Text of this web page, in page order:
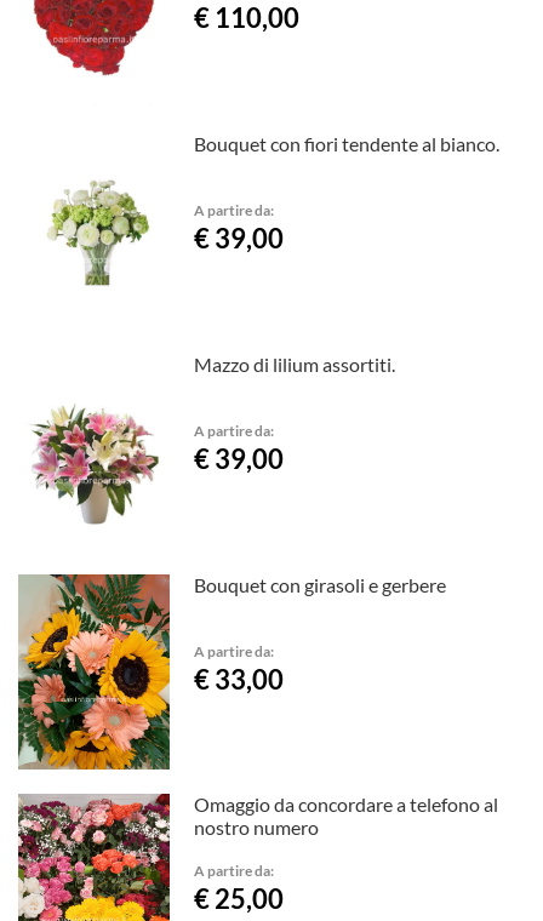
€ 110,00
Bouquet con fiori tendente al bianco.
A partire da:
€ 39,00
Mazzo di lilium assortiti.
A partire da:
€ 39,00
Bouquet con girasoli e gerbere
A partire da:
€ 33,00
Omaggio da concordare a telefono al
nostro numero
A partire da:
€ 25,00